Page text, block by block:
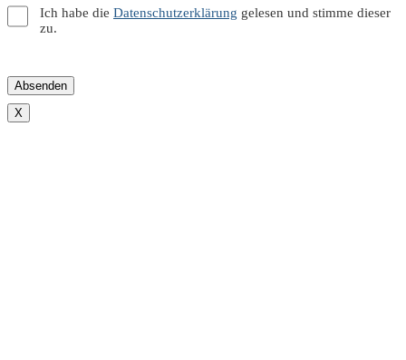
Ich habe die Datenschutzerklärung gelesen und stimme dieser
zu.
X